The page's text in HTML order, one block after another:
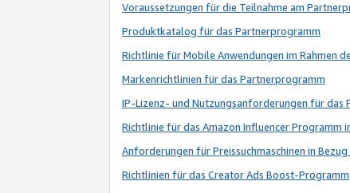
Voraussetzungen für die Teilnahme am
Produktkatalog für das Partnerprogramm
Richtlinie für Mobile Anwendungen im Rahmen
Markenrichtlinien für das Partnerprogramm
IP-Lizenz- und Nutzungsanforderungen für das
Richtlinie für das Amazon Influencer Programm
Anforderungen für Preissuchmaschinen in
Richtlinien für das Creator Ads Boost-Programm